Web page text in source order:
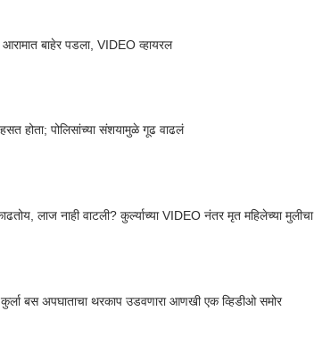
बाहेर पडला, VIDEO व्हायरल
होता; पोलिसांच्या संशयामुळे गूढ वाढलं
लाज नाही वाटली? कुर्ल्याच्या VIDEO नंतर मृत महिलेच्या मुलीचा
बस अपघाताचा थरकाप उडवणारा आणखी एक व्हिडीओ समोर